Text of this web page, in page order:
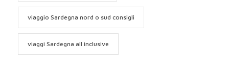
viaggio Sardegna nord o sud consigli
viaggi Sardegna all inclusive